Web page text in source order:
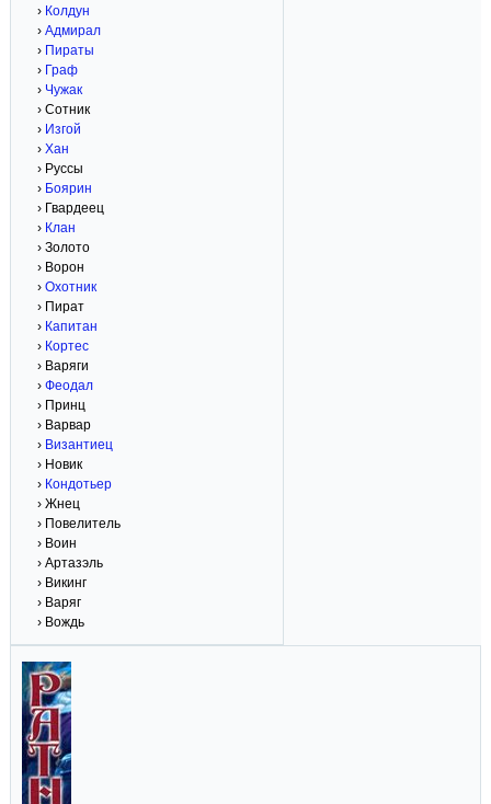
› Колдун
› Адмирал
› Пираты
› Граф
› Чужак
› Сотник
› Изгой
› Хан
› Руссы
› Боярин
› Гвардеец
› Клан
› Золото
› Ворон
› Охотник
› Пират
› Капитан
› Кортес
› Варяги
› Феодал
› Принц
› Варвар
› Византиец
› Новик
› Кондотьер
› Жнец
› Повелитель
› Воин
› Артазэль
› Викинг
› Варяг
› Вождь